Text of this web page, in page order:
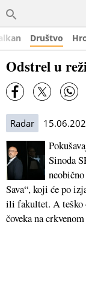
Društvo
Odstrel u
Radar
Sinoda
Sava“, koji će po
ili fakultet. A teško
čoveka na